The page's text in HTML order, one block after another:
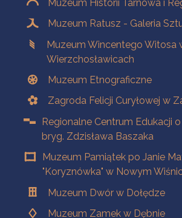
Muzeum Historii Tarnowa i
Muzeum Ratusz - Galeria
Muzeum Wincentego Witosa
Wierzchosławicach
Muzeum Etnograficzne
Zagroda Felicji Curyłowej w
Regionalne Centrum Edukacji
bryg. Zdzisława Baszaka
Muzeum Pamiątek po Janie
"Koryznówka" w Nowym
Muzeum Dwór w Dołędze
Muzeum Zamek w Dębnie